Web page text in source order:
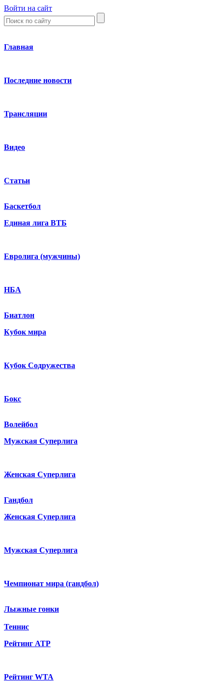
Войти на сайт
Главная
Последние новости
Трансляции
Видео
Статьи
Баскетбол
Единая лига ВТБ
Евролига (мужчины)
НБА
Биатлон
Кубок мира
Кубок Содружества
Бокс
Волейбол
Мужская Суперлига
Женская Суперлига
Гандбол
Женская Суперлига
Мужская Суперлига
Чемпионат мира (гандбол)
Лыжные гонки
Теннис
Рейтинг ATP
Рейтинг WTA